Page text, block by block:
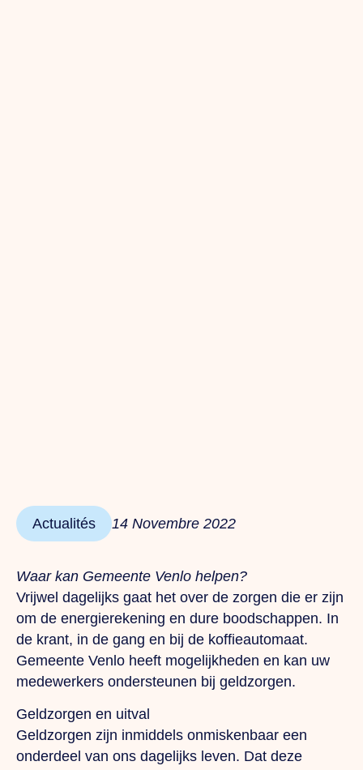
Actualités 14 Novembre 2022
Waar kan Gemeente Venlo helpen?
Vrijwel dagelijks gaat het over de zorgen die er zijn
om de energierekening en dure boodschappen. In
de krant, in de gang en bij de koffieautomaat.
Gemeente Venlo heeft mogelijkheden en kan uw
medewerkers ondersteunen bij geldzorgen.
Geldzorgen en uitval
Geldzorgen zijn inmiddels onmiskenbaar een
onderdeel van ons dagelijks leven. Dat deze